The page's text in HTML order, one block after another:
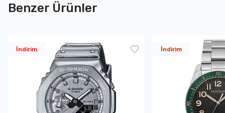
Benzer Ürünler
İndirim İndirim